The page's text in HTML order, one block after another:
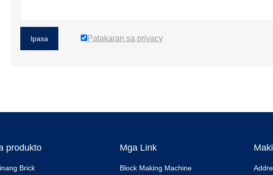
Ipasa Patakaran sa privacy
produkto
Brick
Mga Link
Block Making Machine